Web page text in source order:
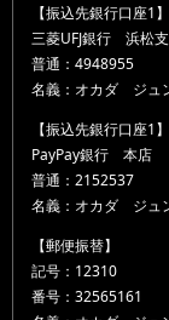
【振込先銀行口座1】
三菱UFJ銀行 浜松
普通：4948955
名義：オカダ ジュ
【振込先銀行口座1】
PayPay銀行 本店
普通：2152537
名義：オカダ ジュ
【郵便振替】
記号：12310
番号：32565161